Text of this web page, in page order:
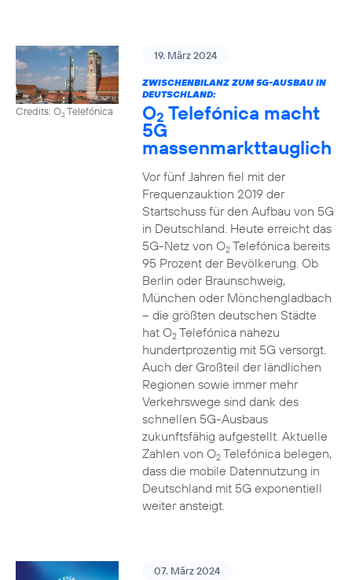
Credits: O2Telefónica
19. März 2024
ZWISCHENBILANZ ZUM 5G-AUSBAU IN
DEUTSCHLAND:
O2 Telefónica macht
5G
massenmarkttauglich
Vor fünf Jahren fiel mit der
Frequenzauktion 2019 der
Startschuss für den Aufbau von 5G
in Deutschland. Heute erreicht das
5G-Netz von O2Telefónica bereits
95 Prozent der Bevölkerung. Ob
Berlin oder Braunschweig,
München oder Mönchengladbach
– die größten deutschen Städte
hat O2Telefónica nahezu
hundertprozentig mit 5G versorgt.
Auch der Großteil der ländlichen
Regionen sowie immer mehr
Verkehrswege sind dank des
schnellen 5G-Ausbaus
zukunftsfähig aufgestellt. Aktuelle
Zahlen von O2Telefónica belegen,
dass die mobile Datennutzung in
Deutschland mit 5G exponentiell
weiter ansteigt.
07. März 2024